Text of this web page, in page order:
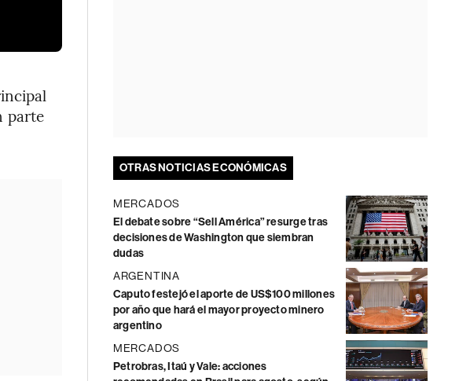
parte
OTRAS NOTICIAS ECONÓMICAS
MERCADOS
El debate sobre “Sell América” resurge tras
decisiones de Washington que siembran
dudas
ARGENTINA
Caputo festejó el aporte de US$100 millones
por año que hará el mayor proyecto minero
argentino
MERCADOS
Petrobras, Itaú y Vale: acciones